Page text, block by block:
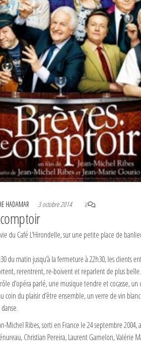
HADAMAR 3 octobre 2014 0
du Café L’Hirondelle, sur une petite place de
du matin jusqu’à la fermeture à 22h30, les clients
rerentrent, re-boivent et reparlent de plus belle.
d’opéra parlé, une musique tendre et cocasse,
coin du plaisir d’être ensemble, un verre de vin
Michel Ribes, sorti en France le 24 septembre 2004,
Christian Pereira, Laurent Gamelon, Valérie